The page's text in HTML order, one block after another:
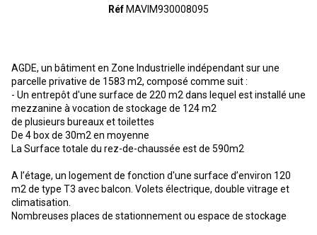
Réf MAVIM930008095
AGDE, un bâtiment en Zone Industrielle indépendant sur une
parcelle privative de 1583 m2, composé comme suit :
- Un entrepôt d'une surface de 220 m2 dans lequel est installé une
mezzanine à vocation de stockage de 124 m2
de plusieurs bureaux et toilettes
De 4 box de 30m2 en moyenne
La Surface totale du rez-de-chaussée est de 590m2
A l’étage, un logement de fonction d'une surface d’environ 120
m2 de type T3 avec balcon. Volets électrique, double vitrage et
climatisation.
Nombreuses places de stationnement ou espace de stockage